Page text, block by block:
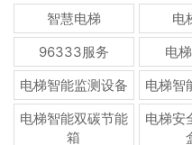
智慧电梯 电
96333服务
电
电梯智能监测设备
电梯智
电梯智能双碳节能
箱
电梯安